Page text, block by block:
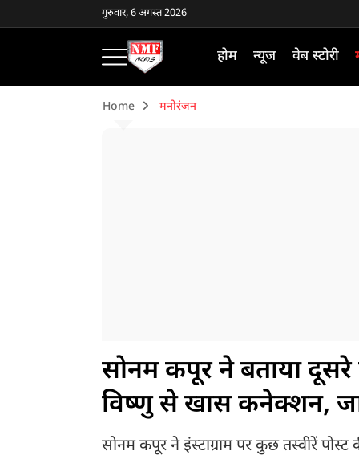
गुरुवार, 6 अगस्त 2026
होम न्यूज वेब स्टोरी
Home मनोरंजन
सोनम कपूर ने बताया
विष्णु से खास कनेक्शन,
सोनम कपूर ने इंस्टाग्राम पर कुछ तस्वीरें